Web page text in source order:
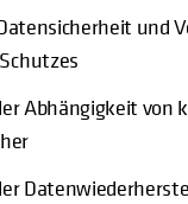
und
Abhängigkeit von